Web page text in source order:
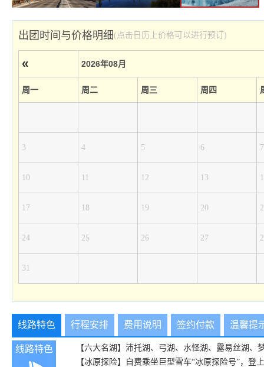
出团时间与价格明细(点击日历上价格可以进行预订)
« 2026年08月
周一 周二 周三 周四
3 4 5 6 7
10 11 12 13
17 18 19 20
24 25 26 27
31
线路特色 行程安排 费用说明 签约付款 温馨提
线路特色
【六大名湖】沛托湖、弓湖、水怪湖、露易丝湖
【冰原探险】自费乘坐巨型雪车“冰原探险号”，登